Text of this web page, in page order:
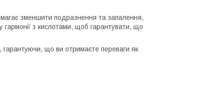
зменшити подразнення та запалення,
з кислотами, щоб гарантувати, що
що ви отримаєте переваги як